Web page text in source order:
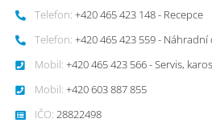
Telefon: +420 465 423 148 - Recepce
Telefon: +420 465 423 559 -
Mobil: +420 465 423 566 - Servis,
Mobil: +420 603 887 855
IČO: 28822498